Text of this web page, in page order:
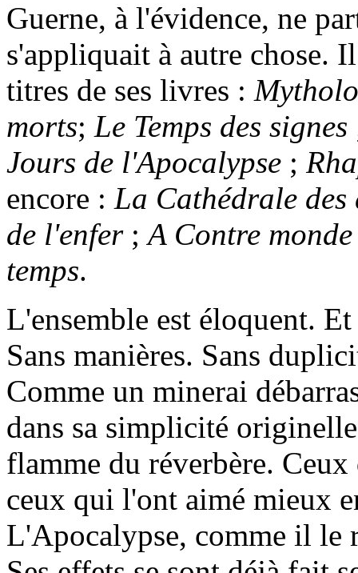
Guerne, à l'évidence, ne
s'appliquait à autre chose.
titres de ses livres :
morts; Le Temps des signes
Jours de l'Apocalypse ;
encore : La Cathédrale des
de l'enfer;A Contre monde
temps.
L'ensemble est éloquent.
Sans manières. Sans
Comme un minerai
dans sa simplicité
flamme du réverbère.
ceux qui l'ont aimé mieux
L'Apocalypse, comme il le